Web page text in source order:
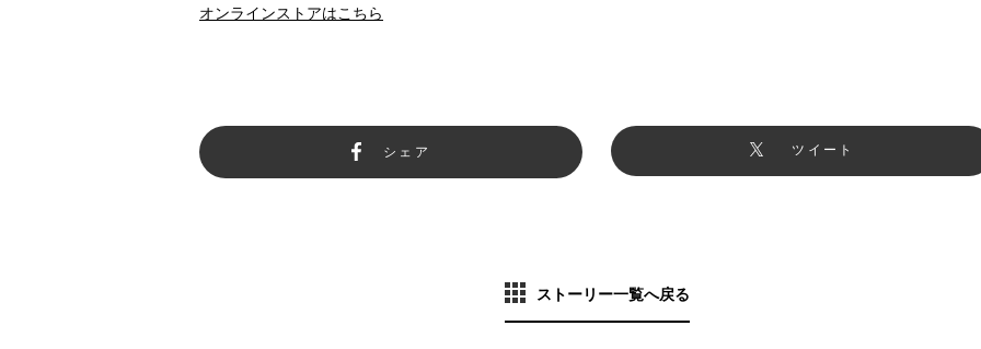
オンラインストアはこちら
シェア ツイート
ストーリー一覧へ戻る